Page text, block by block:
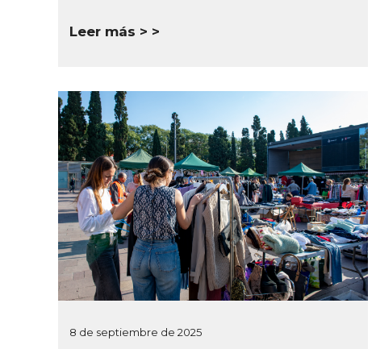
Leer más >
8 de septiembre de 2025